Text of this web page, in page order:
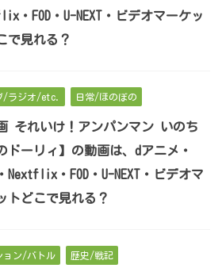
・FOD・U-NEXT・ビデオマーケッ
で見れる？
/ラジオ/etc. 日常/ほのぼの
それいけ！アンパンマン いのち
ドーリィ】の動画は、dアニメ・
Nextflix・FOD・U-NEXT・ビデオマ
トどこで見れる？
ョン/バトル 歴史/戦記